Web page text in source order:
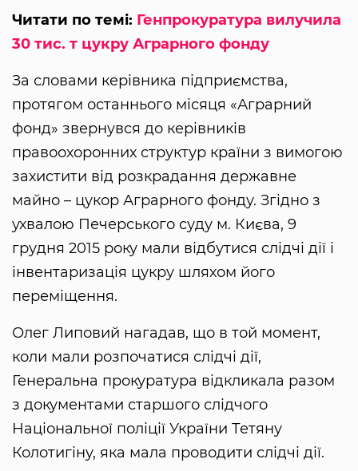
Читати по темі: Генпрокуратура вилучила
30 тис. т цукру Аграрного фонду
За словами керівника підприємства,
протягом останнього місяця «Аграрний
фонд» звернувся до керівників
правоохоронних структур країни з вимогою
захистити від розкрадання державне
майно – цукор Аграрного фонду. Згідно з
ухвалою Печерського суду м. Києва, 9
грудня 2015 року мали відбутися слідчі дії і
інвентаризація цукру шляхом його
переміщення.
Олег Липовий нагадав, що в той момент,
коли мали розпочатися слідчі дії,
Генеральна прокуратура відкликала разом
з документами старшого слідчого
Національної поліції України Тетяну
Колотигіну, яка мала проводити слідчі дії.